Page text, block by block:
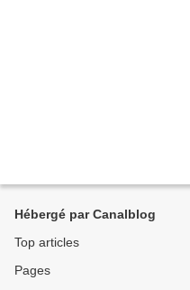
Hébergé par Canalblog
Top articles
Pages